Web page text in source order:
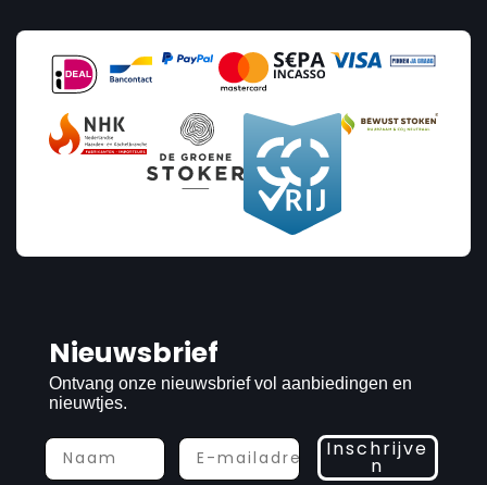
Nieuwsbrief
Ontvang onze nieuwsbrief vol aanbiedingen en
nieuwtjes.
Inschrijve
n